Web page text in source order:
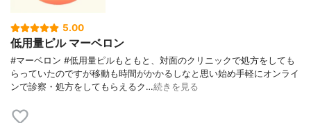
5.00
低用量ピル マーベロン
#マーベロン #低用量ピルもともと、対面のクリニックで処方をしても
らっていたのですが移動も時間がかかるしなと思い始め手軽にオンライ
ンで診察・処方をしてもらえるク…続きを見る